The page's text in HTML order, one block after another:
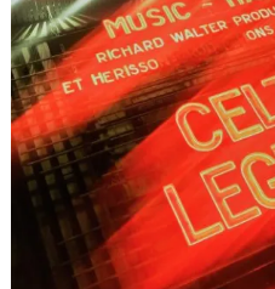
JAF,
Marseille,
Musique,
Spectacle
Un
Siècle
Après